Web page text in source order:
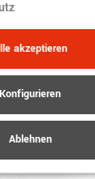
akzeptieren
Konfigurieren
Ablehnen
widerrufen
zzgl.Versand
Besucherzähler: